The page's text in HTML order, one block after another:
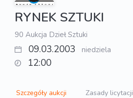
RYNEK SZTUKI
90 Aukcja Dzieł Sztuki
09.03.2003 niedziela
12:00
Szczegóły aukcji Zasady licytacji